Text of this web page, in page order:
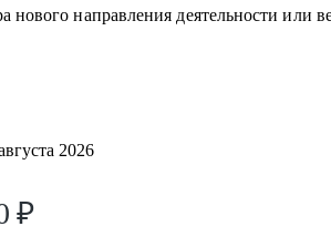
нового направления деятельности или
2026
₽